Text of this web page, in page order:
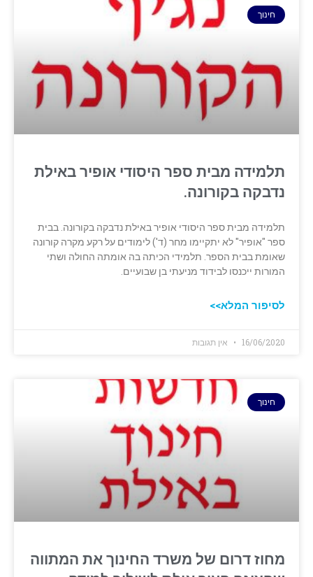
חינוך
תלמידה מבית ספר היסודי אופיר באילת
נדבקה בקורונה.
תלמידה מבית ספר היסודי אופיר באילת נדבקה בקורונה. בבית
ספר "אופיר" לא יתקיימו מחר (ד') לימודים על רקע מקרה קורונה
שאומת בבית הספר. תלמידי הכיתה בה אומתה החולה ושתי
המורות ייכנסו לבידוד מניעתי בן שבועיים.
לסיפור המלא>>
16/06/2020 אין תגובות
חינוך
מחוז דרום של משרד החינוך את המתווה